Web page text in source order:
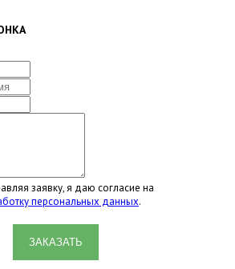
заявку, я даю согласие на
персональных данных.
ЗАКАЗАТЬ